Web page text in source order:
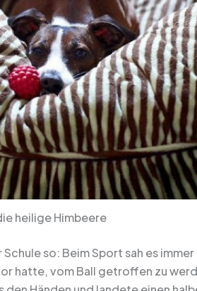
heilige Himbeere
so: Beim Sport sah es
hatte, vom Ball getroffen zu